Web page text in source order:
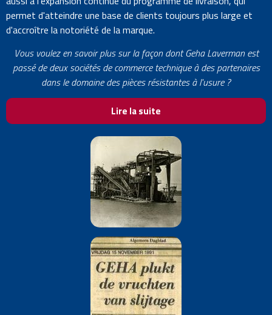
permet d'atteindre une base de clients toujours plus large et
d'accroître la notoriété de la marque.
Vous voulez en savoir plus sur la façon dont Geha Laverman est
passé de deux sociétés de commerce technique à des partenaires
dans le domaine des pièces résistantes à l'usure ?
Lire la suite